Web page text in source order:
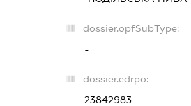
dossier.opfSubType:
-
dossier.edrpo:
23842983